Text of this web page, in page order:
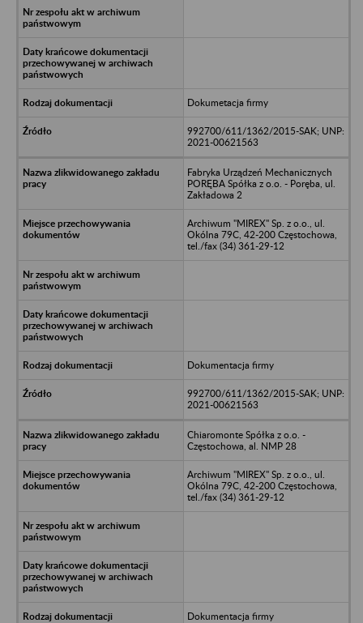
Dokumetacja firmy
992700/611/1362/2015-SAK; UNP:
2021-00621563
Fabryka Urządzeń Mechanicznych
PORĘBA Spółka z o.o. - Poręba, ul.
Zakładowa 2
Archiwum "MIREX" Sp. z o.o., ul.
Okólna 79C, 42-200 Częstochowa,
tel./fax (34) 361-29-12
Dokumentacja firmy
992700/611/1362/2015-SAK; UNP:
2021-00621563
Chiaromonte Spółka z o.o. -
Częstochowa, al. NMP 28
Archiwum "MIREX" Sp. z o.o., ul.
Okólna 79C, 42-200 Częstochowa,
tel./fax (34) 361-29-12
Dokumentacja firmy